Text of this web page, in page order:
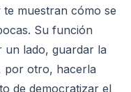
muestran cómo se
Su función
un lado, guardar la
por otro, hacerla
de democratizar el